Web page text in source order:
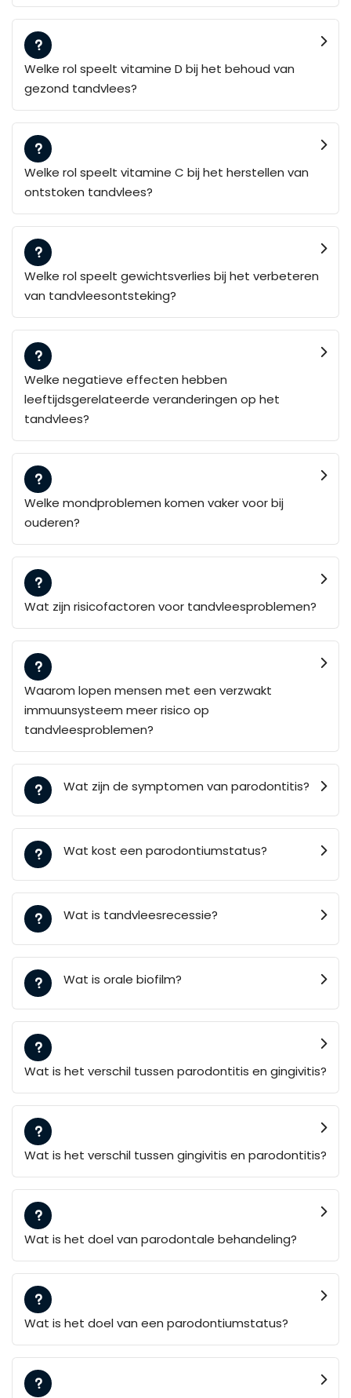
Welke rol speelt vitamine D bij het behoud van
gezond tandvlees?
Welke rol speelt vitamine C bij het herstellen van
ontstoken tandvlees?
Welke rol speelt gewichtsverlies bij het verbeteren
van tandvleesontsteking?
Welke negatieve effecten hebben
leeftijdsgerelateerde veranderingen op het
tandvlees?
Welke mondproblemen komen vaker voor bij
ouderen?
Wat zijn risicofactoren voor tandvleesproblemen?
Waarom lopen mensen met een verzwakt
immuunsysteem meer risico op
tandvleesproblemen?
Wat zijn de symptomen van parodontitis?
Wat kost een parodontiumstatus?
Wat is tandvleesrecessie?
Wat is orale biofilm?
Wat is het verschil tussen parodontitis en gingivitis?
Wat is het verschil tussen gingivitis en parodontitis?
Wat is het doel van parodontale behandeling?
Wat is het doel van een parodontiumstatus?